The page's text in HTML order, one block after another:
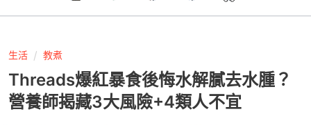
生活 教煮
Threads爆紅暴食後悔水解膩去水腫？
營養師揭藏3大風險+4類人不宜